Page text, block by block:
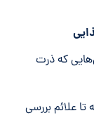
که ذرت
علائم بررسی